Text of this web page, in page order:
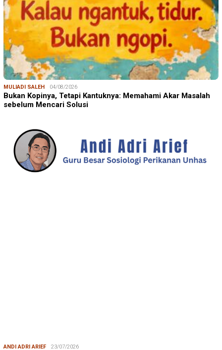
MULIADI SALEH 04/08/2026
Bukan Kopinya, Tetapi Kantuknya: Memahami Akar Masalah
sebelum Mencari Solusi